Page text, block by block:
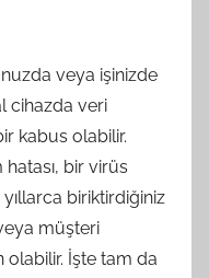
veya işinizde
cihazda veri
kabus olabilir.
bir virüs
yıllarca biriktirdiğiniz
müşteri
olabilir. İşte tam da